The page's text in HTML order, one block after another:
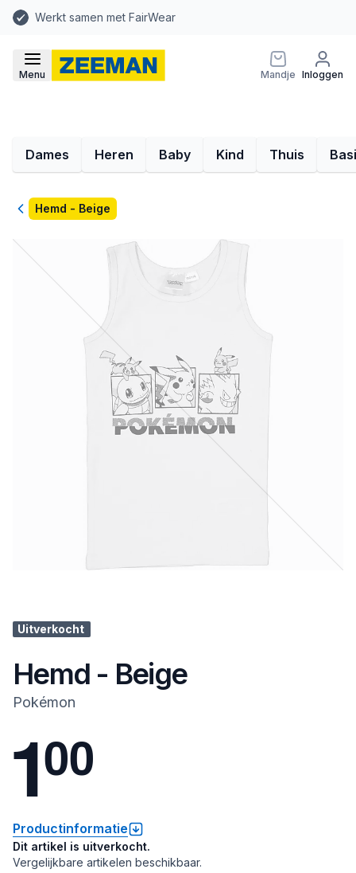
Werkt samen met FairWear
Menu Mandje Inloggen
Dames Heren Baby Kind Thuis
TerugHemd - Beige
Uitverkocht
Hemd - Beige
Pokémon
100
Productinformatie
Dit artikel is uitverkocht.
Vergelijkbare artikelen beschikbaar.